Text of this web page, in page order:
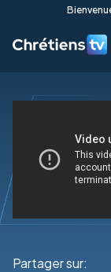
Partager sur: